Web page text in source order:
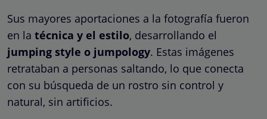
Sus mayores aportaciones a la fotografía fueron
en la técnica y el estilo, desarrollando el
jumping style o jumpology. Estas imágenes
retrataban a personas saltando, lo que conecta
con su búsqueda de un rostro sin control y
natural, sin artificios.